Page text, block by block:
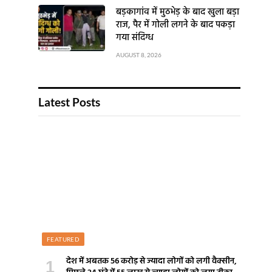
बड़कागांव में मुठभेड़ के बाद खुला बड़ा
राज, पैर में गोली लगने के बाद पकड़ा
गया संदिग्ध
AUGUST 8, 2026
Latest Posts
FEATURED
देश में अबतक 56 करोड़ से ज्यादा लोगों को लगी वैक्सीन,